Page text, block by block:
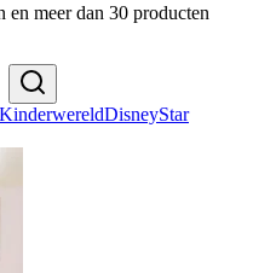
en meer dan 30 producten
KinderwereldDisneyStar